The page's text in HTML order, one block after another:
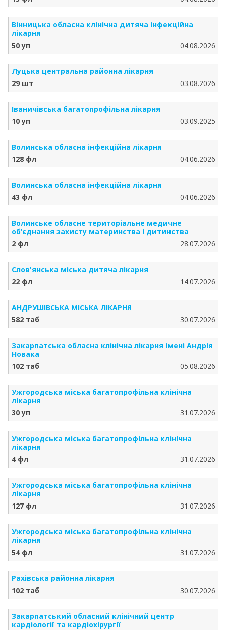
Вінницька обласна клінічна дитяча інфекційна
лікарня
50 уп
04.08.2026
Луцька центральна районна лікарня
29 шт
03.08.2026
Іваничівська багатопрофільна лікарня
10 уп
03.09.2025
Волинська обласна інфекційна лікарня
128 фл
04.06.2026
Волинська обласна інфекційна лікарня
43 фл
04.06.2026
Волинське обласне територіальне медичне
об’єднання захисту материнства і дитинства
2 фл
28.07.2026
Слов'янська міська дитяча лікарня
22 фл
14.07.2026
АНДРУШІВСЬКА МІСЬКА ЛІКАРНЯ
582 таб
30.07.2026
Закарпатська обласна клінічна лікарня імені Андрія
Новака
102 таб
05.08.2026
Ужгородська міська багатопрофільна клінічна
лікарня
30 уп
31.07.2026
Ужгородська міська багатопрофільна клінічна
лікарня
4 фл
31.07.2026
Ужгородська міська багатопрофільна клінічна
лікарня
127 фл
31.07.2026
Ужгородська міська багатопрофільна клінічна
лікарня
54 фл
31.07.2026
Рахівська районна лікарня
102 таб
30.07.2026
Закарпатський обласний клінічний центр
кардіології та кардіохірургії